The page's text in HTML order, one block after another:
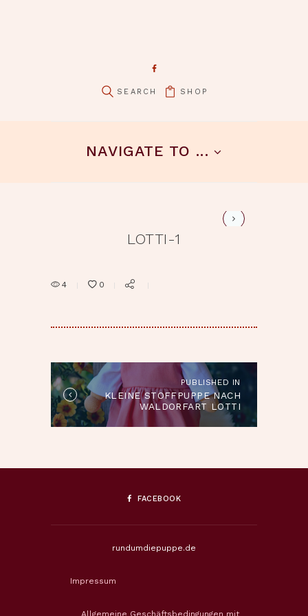
SHOP
NAVIGATE TO ...
lotti-2
LOTTI-1
4 0
PUBLISHED IN
post:
KLEINE STOFFPUPPE NACH
WALDORFART LOTTI
FACEBOOK
rundumdiepuppe.de
Impressum
Allgemeine Geschäftsbedingungen mit